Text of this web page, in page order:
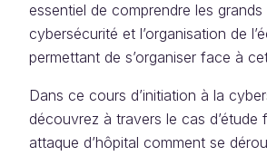
essentiel de comprendre les
cybersécurité et l’organisation de
permettant de s’organiser face à
Dans ce cours d’initiation à la
découvrez à travers le cas d’étude
attaque d’hôpital comment se